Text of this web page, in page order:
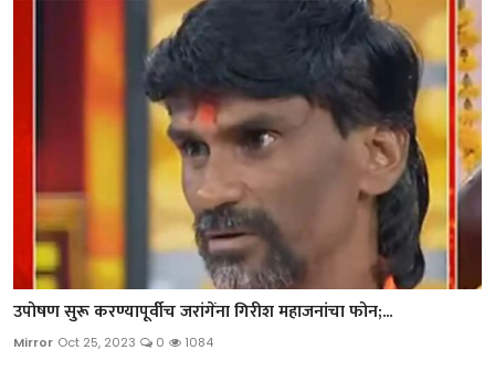
उपोषण सुरू करण्यापूर्वीच जरांगेंना गिरीश महाजनांचा फोन;...
Mirror Oct 25, 2023 0 1084